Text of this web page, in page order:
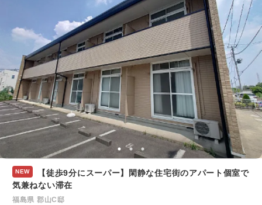
NEW
【徒歩9分にスーパー】閑静な住宅街のアパート個室で
気兼ねない滞在
福島県 郡山C邸